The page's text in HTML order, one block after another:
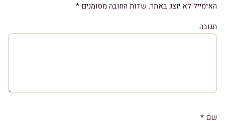
האימייל לא יוצג באתר. שדות החובה מסומנים *
תגובה
שם *